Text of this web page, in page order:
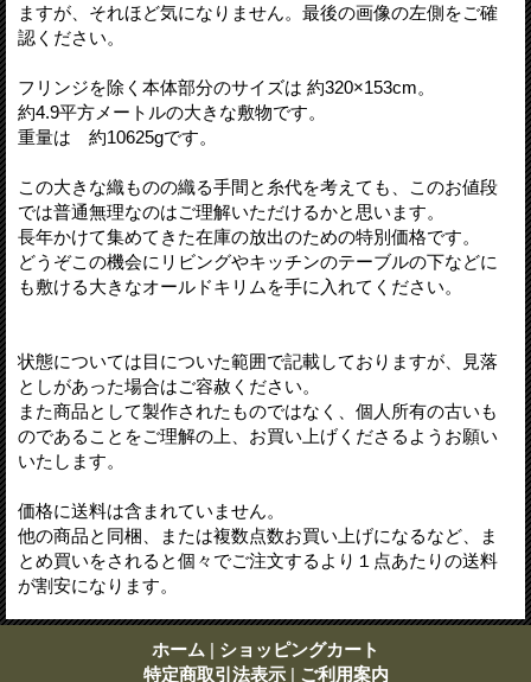
ますが、それほど気になりません。最後の画像の左側をご確
認ください。
フリンジを除く本体部分のサイズは 約320×153cm。
約4.9平方メートルの大きな敷物です。
重量は 約10625gです。
この大きな織ものの織る手間と糸代を考えても、このお値段
では普通無理なのはご理解いただけるかと思います。
長年かけて集めてきた在庫の放出のための特別価格です。
どうぞこの機会にリビングやキッチンのテーブルの下などに
も敷ける大きなオールドキリムを手に入れてください。
状態については目についた範囲で記載しておりますが、見落
としがあった場合はご容赦ください。
また商品として製作されたものではなく、個人所有の古いも
のであることをご理解の上、お買い上げくださるようお願い
いたします。
価格に送料は含まれていません。
他の商品と同梱、または複数点数お買い上げになるなど、ま
とめ買いをされると個々でご注文するより１点あたりの送料
が割安になります。
ホーム | ショッピングカート
特定商取引法表示 | ご利用案内